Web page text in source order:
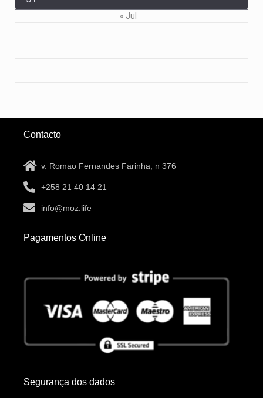
« Jul
Contacto
v. Romao Fernandes Farinha, n 376
+258 21 40 14 21
info@moz.life
Pagamentos Online
Segurança dos dados